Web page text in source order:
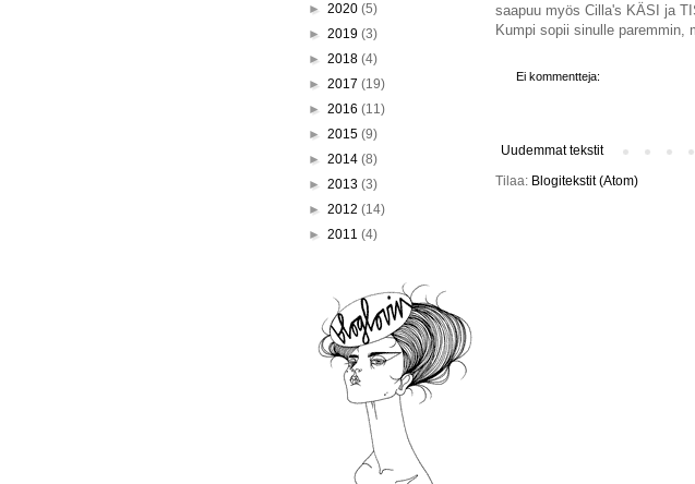
saapuu myös Cilla's KÄSI ja
Kumpi sopii sinulle
Ei kommentteja:
Uudemmat tekstit
Tilaa: Blogitekstit (Atom)
► 2020 (5)
► 2019 (3)
► 2018 (4)
► 2017 (19)
► 2016 (11)
► 2015 (9)
► 2014 (8)
► 2013 (3)
► 2012 (14)
► 2011 (4)